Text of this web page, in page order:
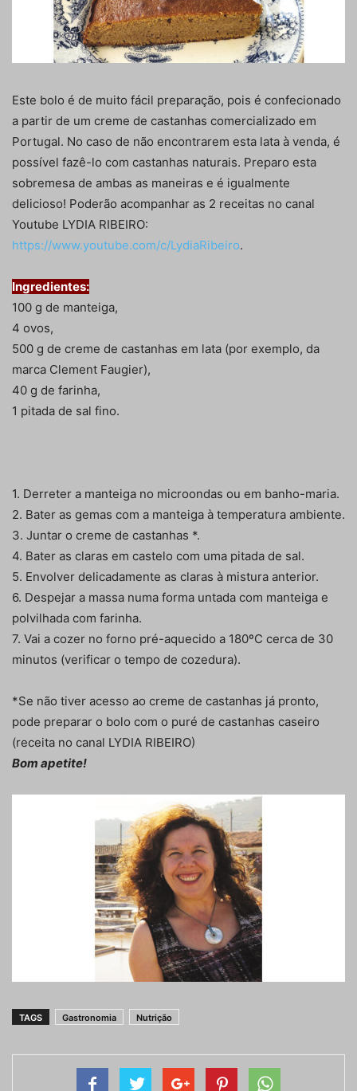
Este bolo é de muito fácil preparação, pois é confecionado
a partir de um creme de castanhas comercializado em
Portugal. No caso de não encontrarem esta lata à venda, é
possível fazê-lo com castanhas naturais. Preparo esta
sobremesa de ambas as maneiras e é igualmente
delicioso! Poderão acompanhar as 2 receitas no canal
Youtube LYDIA RIBEIRO:
https://www.youtube.com/c/LydiaRibeiro.
Ingredientes:
100 g de manteiga,
4 ovos,
500 g de creme de castanhas em lata (por exemplo, da
marca Clement Faugier),
40 g de farinha,
1 pitada de sal fino.
1. Derreter a manteiga no microondas ou em banho-maria.
2. Bater as gemas com a manteiga à temperatura ambiente.
3. Juntar o creme de castanhas *.
4. Bater as claras em castelo com uma pitada de sal.
5. Envolver delicadamente as claras à mistura anterior.
6. Despejar a massa numa forma untada com manteiga e
polvilhada com farinha.
7. Vai a cozer no forno pré-aquecido a 180ºC cerca de 30
minutos (verificar o tempo de cozedura).
*Se não tiver acesso ao creme de castanhas já pronto,
pode preparar o bolo com o puré de castanhas caseiro
(receita no canal LYDIA RIBEIRO)
Bom apetite!
TAGS Gastronomia Nutrição